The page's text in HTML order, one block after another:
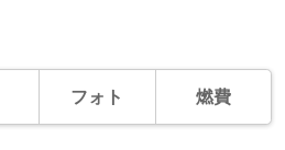
フォト 燃費